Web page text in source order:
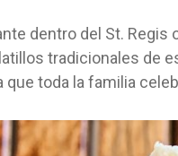
dentro del St. Regis
tradicionales de
que toda la familia